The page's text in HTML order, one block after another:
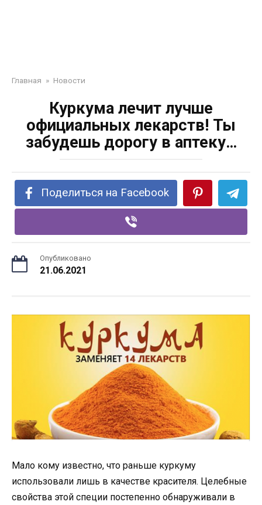
Главная » Новости
Куркума лечит лучше
официальных лекарств! Ты
забудешь дорогу в аптеку…
Поделиться на Facebook
Опубликовано
21.06.2021
Мало кому известно, что раньше куркуму
использовали лишь в качестве красителя. Целебные
свойства этой специи постепенно обнаруживали в